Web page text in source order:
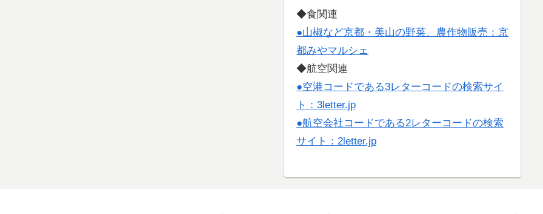
◆食関連
●山椒など京都・美山の野菜、農作物販売：京
都みやマルシェ
◆航空関連
●空港コードである3レターコードの検索サイ
ト：3letter.jp
●航空会社コードである2レターコードの検索
サイト：2letter.jp